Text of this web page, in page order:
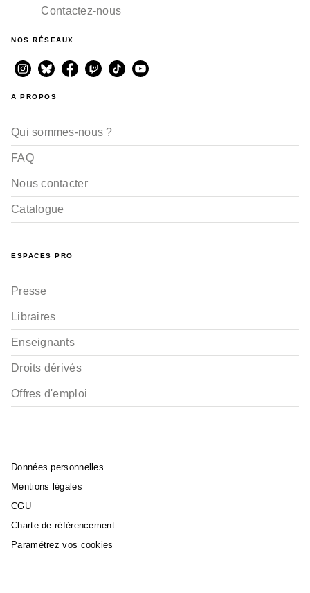
Contactez-nous
NOS RÉSEAUX
A PROPOS
Qui sommes-nous ?
FAQ
Nous contacter
Catalogue
ESPACES PRO
Presse
Libraires
Enseignants
Droits dérivés
Offres d'emploi
Données personnelles
Mentions légales
CGU
Charte de référencement
Paramétrez vos cookies